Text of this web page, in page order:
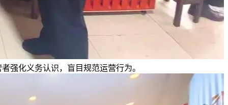
强化义务认识，盲目规范运营行为。